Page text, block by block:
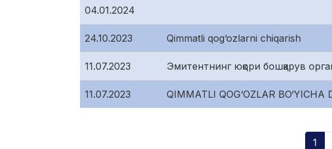
04.01.2024
24.10.2023 Qimmatli qog‘ozlarni chiqarish
11.07.2023 Эмитентнинг юқори бошқарув
11.07.2023 QIMMATLI QOG‘OZLAR
1